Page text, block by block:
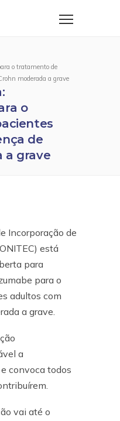
o tratamento de
moderada a grave
o
de
a grave
Incorporação de
está
para
para o
adultos com
a grave.
a
convoca todos
vai até o